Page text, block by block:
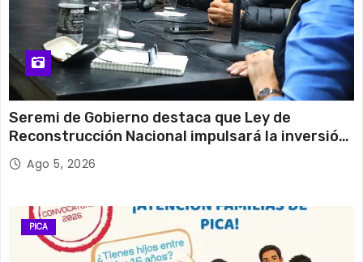
Seremi de Gobierno destaca que Ley de
Reconstrucción Nacional impulsará la inversión
y el empleo en Tarapacá
Ago 5, 2026
PICA